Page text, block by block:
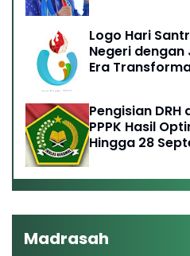
Logo Hari
Negeri
Era
Pengisian
PPPK Hasil
Hingga 28
Madrasah